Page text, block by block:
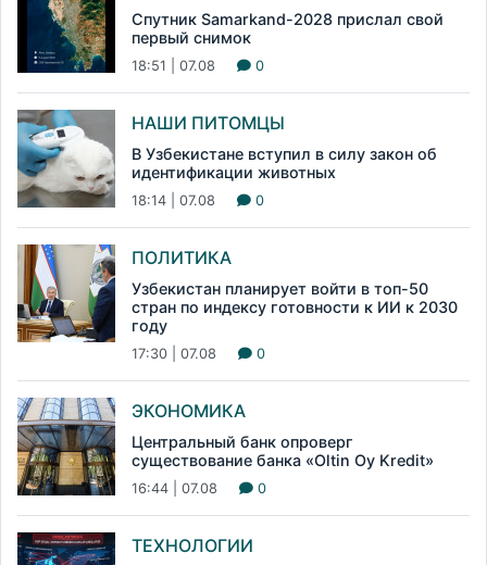
Спутник Samarkand-2028 прислал свой
первый снимок
18:51 | 07.08 0
НАШИ ПИТОМЦЫ
В Узбекистане вступил в силу закон об
идентификации животных
18:14 | 07.08 0
ПОЛИТИКА
Узбекистан планирует войти в топ-50
стран по индексу готовности к ИИ к 2030
году
17:30 | 07.08 0
ЭКОНОМИКА
Центральный банк опроверг
существование банка «Oltin Oy Kredit»
16:44 | 07.08 0
ТЕХНОЛОГИИ